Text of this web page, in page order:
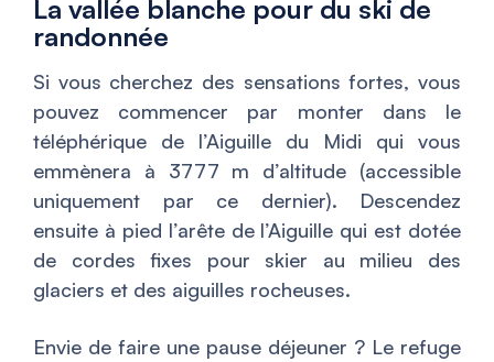
La vallée blanche pour du ski de
randonnée
Si vous cherchez des sensations fortes, vous
pouvez commencer par monter dans le
téléphérique de l’Aiguille du Midi qui vous
emmènera à 3777 m d’altitude (accessible
uniquement par ce dernier). Descendez
ensuite à pied l’arête de l’Aiguille qui est dotée
de cordes fixes pour skier au milieu des
glaciers et des aiguilles rocheuses.
Envie de faire une pause déjeuner ? Le refuge